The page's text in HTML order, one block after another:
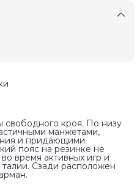
кроя. По низу
манжетами,
и придающими
пояс на резинке не
время активных игр и
Сзади расположен